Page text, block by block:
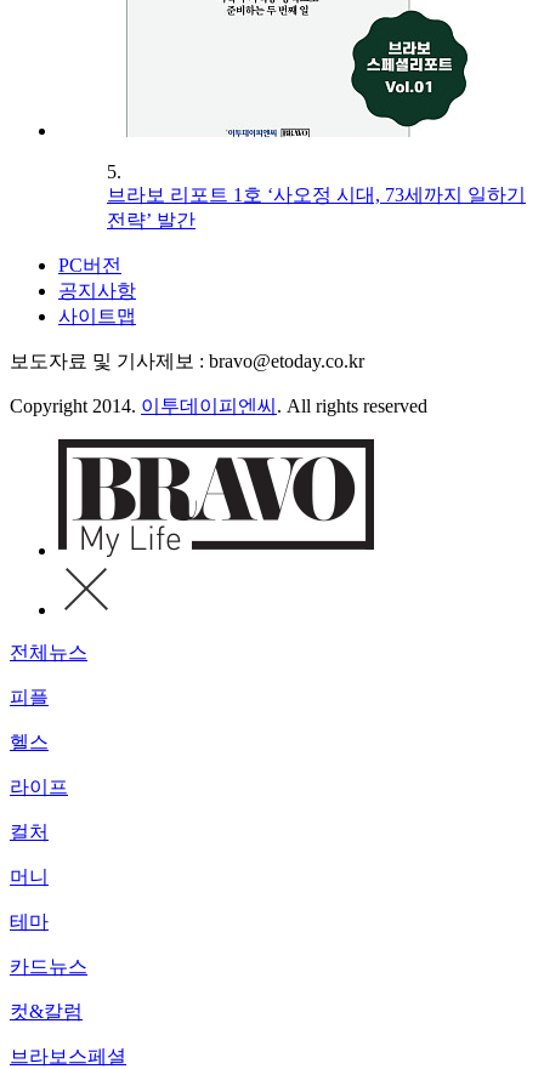
5.
브라보 리포트 1호 ‘사오정 시대, 73세까지 일하기
전략’ 발간
PC버전
공지사항
사이트맵
보도자료 및 기사제보 : bravo@etoday.co.kr
Copyright 2014. 이투데이피엔씨 . All rights reserved
전체뉴스
피플
헬스
라이프
컬처
머니
테마
카드뉴스
컷&칼럼
브라보스페셜